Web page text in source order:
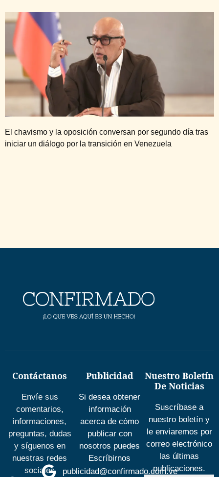
El chavismo y la oposición conversan por segundo día tras
iniciar un diálogo por la transición en Venezuela
Contáctanos
Envíe sus
comentarios,
informaciones,
preguntas, dudas
y síguenos en
nuestras redes
sociales
Publicidad
Si desea obtener
información
acerca de cómo
publicar con
nosotros puedes
Escríbirnos
publicidad@confirmado.com.ve
Nuestro Boletín
De Noticias
Suscríbase a
nuestro boletín y
le enviaremos por
correo electrónico
las últimas
publicaciones.